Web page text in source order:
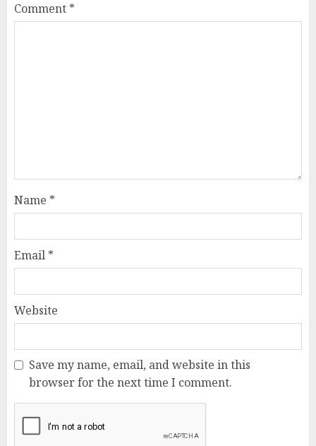
Comment *
Name *
Email *
Website
Save my name, email, and website in this
browser for the next time I comment.